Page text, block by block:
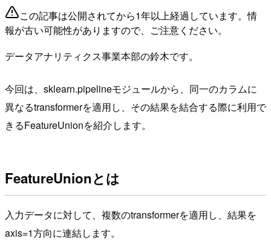
この記事は公開されてから1年以上経過しています。情
報が古い可能性がありますので、ご注意ください。
データアナリティクス事業本部の鈴木です。
今回は、sklearn.pipelineモジュールから、同一のカラムに
異なるtransformerを適用し、その結果を結合する際に利用で
きるFeatureUnionを紹介します。
FeatureUnionとは
入力データに対して、複数のtransformerを適用し、結果を
axis=1方向に連結します。